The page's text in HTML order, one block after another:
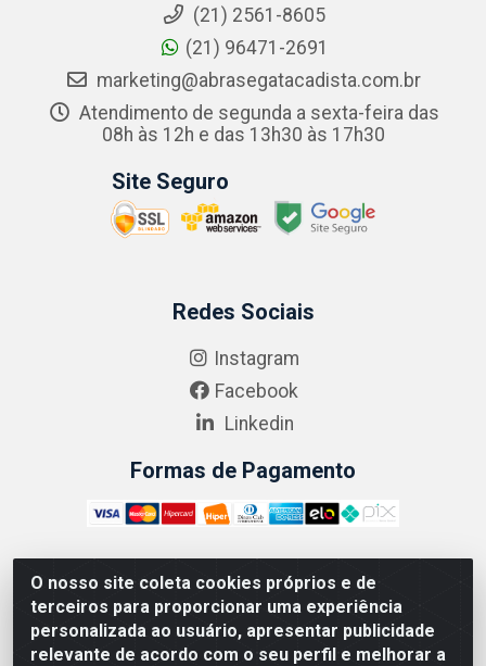
O nosso site coleta cookies próprios e de
terceiros para proporcionar uma experiência
personalizada ao usuário, apresentar publicidade
relevante de acordo com o seu perfil e melhorar a
(21) 2561-8605
(21) 96471-2691
marketing@abrasegatacadista.com.br
Atendimento de segunda a sexta-feira das
08h às 12h e das 13h30 às 17h30
Site Seguro
Redes Sociais
Instagram
Facebook
Linkedin
Formas de Pagamento
ABRASEG COMÉRCIO ATACADISTA LTDA - CNPJ:
10.894.768/0001-00 - Avenida Lobo Júnior, 1045 -
Penha Circular - Rio de Janeiro - RJ - CEP 21020-124